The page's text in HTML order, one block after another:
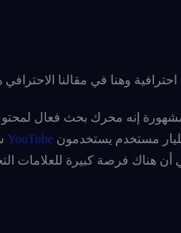
وهنا في مقالنا
إنه محرك بحث فعال